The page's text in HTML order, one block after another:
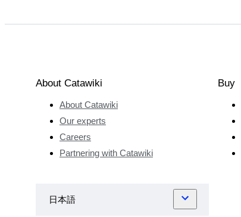
About Catawiki
About Catawiki
Our experts
Careers
Partnering with Catawiki
Buy